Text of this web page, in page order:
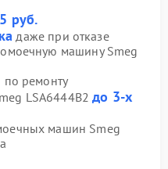
руб.
даже при отказе
машину Smeg
по ремонту
LSA6444B2до 3-х
машин Smeg